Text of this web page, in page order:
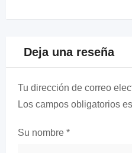
Deja una reseña
Tu dirección de correo
Los campos obligatorios
Su nombre *